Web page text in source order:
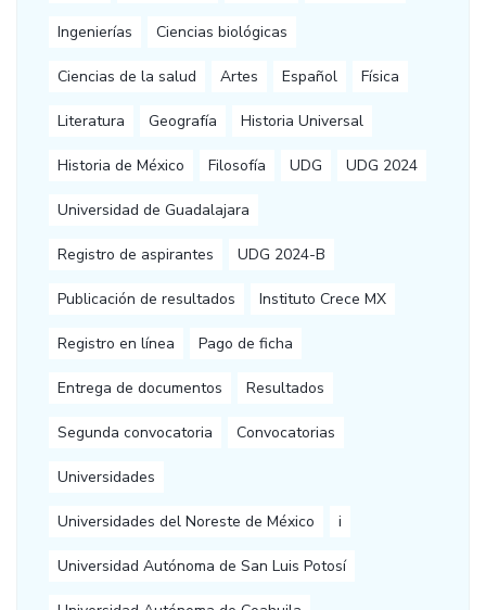
Ingenierías Ciencias biológicas
Ciencias de la salud Artes Español Física
Literatura Geografía Historia Universal
Historia de México Filosofía UDG UDG 2024
Universidad de Guadalajara
Registro de aspirantes UDG 2024-B
Publicación de resultados Instituto Crece MX
Registro en línea Pago de ficha
Entrega de documentos Resultados
Segunda convocatoria Convocatorias
Universidades
Universidades del Noreste de México i
Universidad Autónoma de San Luis Potosí